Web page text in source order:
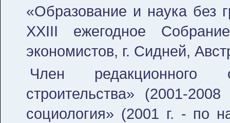
«Образование и наука без
XXIII ежегодное
экономистов, г. Сидней,
Член редакционного
строительства» (2001-
социология» (2001 г. - по